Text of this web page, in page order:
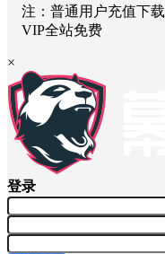
注：普通用户充值下载
VIP全站免费
×
登录